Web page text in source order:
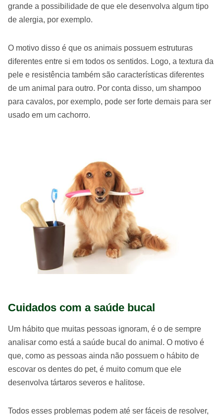
grande a possibilidade de que ele desenvolva algum tipo
de alergia, por exemplo.
O motivo disso é que os animais possuem estruturas
diferentes entre si em todos os sentidos. Logo, a textura da
pele e resistência também são características diferentes
de um animal para outro. Por conta disso, um shampoo
para cavalos, por exemplo, pode ser forte demais para ser
usado em um cachorro.
Cuidados com a saúde bucal
Um hábito que muitas pessoas ignoram, é o de sempre
analisar como está a saúde bucal do animal. O motivo é
que, como as pessoas ainda não possuem o hábito de
escovar os dentes do pet, é muito comum que ele
desenvolva tártaros severos e halitose.
Todos esses problemas podem até ser fáceis de resolver,